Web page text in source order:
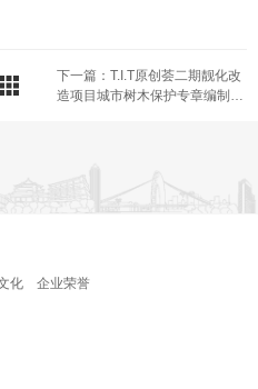
下一篇：T.I.T原创荟二期靓化改
造项目城市树木保护专章编制服
化 企业荣誉